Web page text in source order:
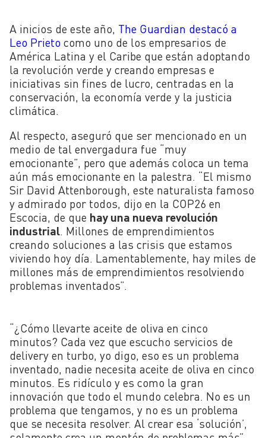
A inicios de este año, The Guardian destacó a
Leo Prieto como uno de los empresarios de
América Latina y el Caribe que están adoptando
la revolución verde y creando empresas e
iniciativas sin fines de lucro, centradas en la
conservación, la economía verde y la justicia
climática.
Al respecto, aseguró que ser mencionado en un
medio de tal envergadura fue “muy
emocionante”, pero que además coloca un tema
aún más emocionante en la palestra. “El mismo
Sir David Attenborough, este naturalista famoso
y admirado por todos, dijo en la COP26 en
Escocia, de que hay una nueva revolución
industrial. Millones de emprendimientos
creando soluciones a las crisis que estamos
viviendo hoy día. Lamentablemente, hay miles de
millones más de emprendimientos resolviendo
problemas inventados”.
“¿Cómo llevarte aceite de oliva en cinco
minutos? Cada vez que escucho servicios de
delivery en turbo, yo digo, eso es un problema
inventado, nadie necesita aceite de oliva en cinco
minutos. Es ridículo y es como la gran
innovación que todo el mundo celebra. No es un
problema que tengamos, y no es un problema
que se necesita resolver. Al crear esa ‘solución’,